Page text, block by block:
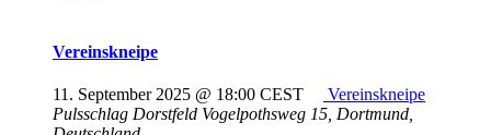
Vereinskneipe
11. September 2025 @ 18:00 CEST
Vereinskneipe
Pulsschlag Dorstfeld Vogelpothsweg 15, Dortmund,